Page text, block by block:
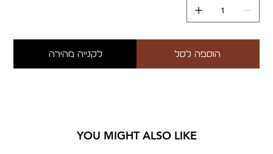
הוספה לסל לקנייה מהירה
YOU MIGHT ALSO LIKE